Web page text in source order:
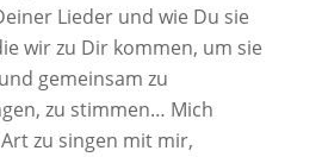
Lieder und wie Du sie
wir zu Dir kommen, um sie
gemeinsam zu
zu stimmen… Mich
zu singen mit mir,